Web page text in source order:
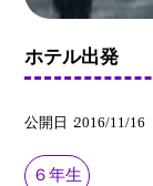
ホテル出発
公開日 2016/11/16
６年生